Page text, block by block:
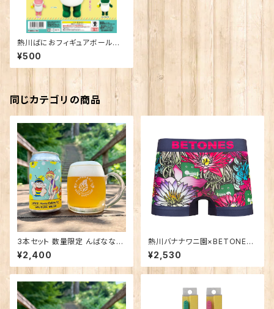
熱川ばにおフィギュアボールチ
ェーン ※色はお選び頂けませ
ん。
¥500
同じカテゴリの商品
3本セット 数量限定 んばなな！
Honey Golden Ale
¥2,400
熱川バナナワニ園×BETONES
熱川ばにお NAVY
¥2,530